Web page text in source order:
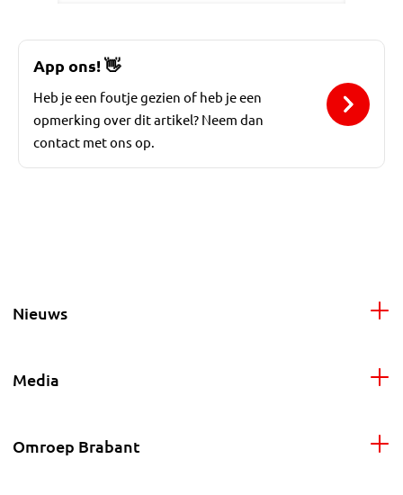
App ons!👋
Heb je een foutje gezien of heb je een
opmerking over dit artikel? Neem dan
contact met ons op.
Nieuws
Media
Omroep Brabant